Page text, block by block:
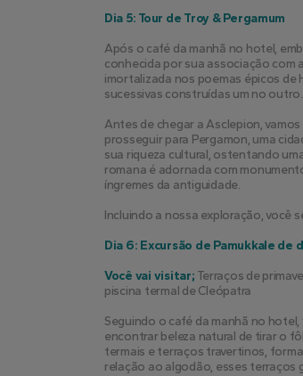
Dia 5: Tour de Troy & Pergamum
Após o café da manhã no hotel,
conhecida por sua associação com
imortalizada nos poemas épicos de
sucessivas construídas um no outro.
Antes de chegar a Asclepion,
prosseguir para Pergamon, uma
sua riqueza cultural, ostentando
romana é adornada com
íngremes da antiguidade.
Incluindo a nossa exploração, você
Dia 6: Excursão de Pamukkale de
Você vai visitar; Terraços de
piscina termal de Cleópatra
Seguindo o café da manhã no hotel,
encontrar beleza natural de tirar o
termais e terraços travertinos,
relação ao algodão, esses terraços